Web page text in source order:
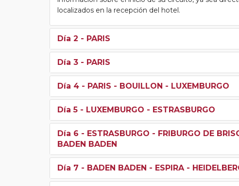
localizados en la recepción del hotel.
Día 2 - PARIS
Día 3 - PARIS
Día 4 - PARIS - BOUILLON - LUXEMBURGO
Día 5 - LUXEMBURGO - ESTRASBURGO
Día 6 - ESTRASBURGO - FRIBURGO DE
BADEN BADEN
Día 7 - BADEN BADEN - ESPIRA -